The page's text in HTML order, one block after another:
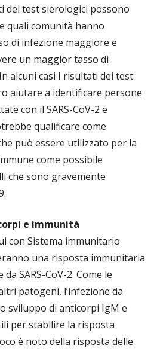
dei test sierologici possono
quali comunità hanno
di infezione maggiore e
un maggior tasso di
alcuni casi I risultati dei test
aiutare a identificare persone
con il SARS-CoV-2 e
qualificare come
può essere utilizzato per la
come possibile
che sono gravemente
e immunità
con Sistema immunitario
una risposta immunitaria
SARS-CoV-2. Come le
patogeni, l’infezione da
sviluppo di anticorpi IgM e
per stabilire la risposta
è noto della risposta delle